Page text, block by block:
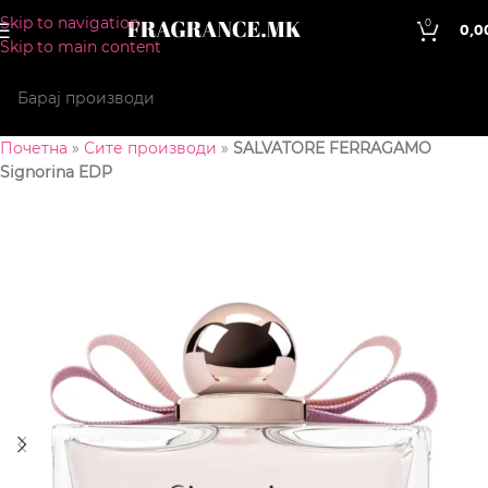
Skip to navigation
Skip to main content
0
Почетна » Сите производи » SALVATORE FERRAGAMO
Signorina EDP